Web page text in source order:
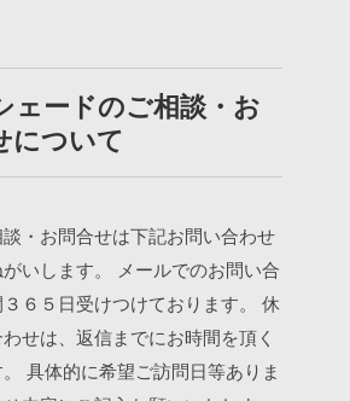
ェードのご相談・お
について
談・お問合せは下記お問い合わせ
いします。
メールでのお問い合
６５日受けつけております。
休
せは、返信までにお時間を頂く
具体的に希望ご訪問日等ありま